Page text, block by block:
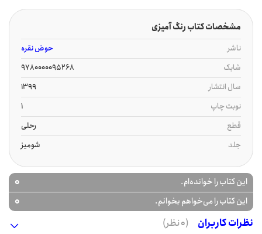
مشخصات کتاب رنگ آمیزی
ناشر
حوض نقره
شابک
9780000095268
سال انتشار
1399
نوبت چاپ
1
قطع
رحلی
جلد
شومیز
این کتاب را خوانده‌ام. 0
این کتاب را می‌خواهم بخوانم.
0
نظرات کاربران
(0 نظر)